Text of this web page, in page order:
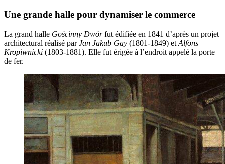
Une grande halle pour dynamiser le commerce
La grand halle Gościnny Dwórfut édifiée en 1841 d’après un projet
architectural réalisé parJan Jakub Gay (1801-1849) et Alfons
Kropiwnicki (1803-1881). Elle fut érigée à l’endroit appelé la porte
de fer.